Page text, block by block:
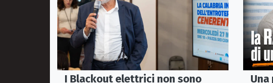
I Blackout elettrici non sono